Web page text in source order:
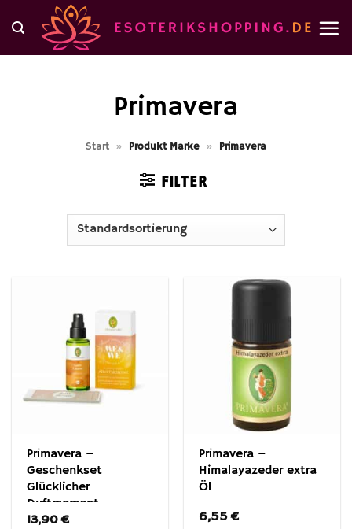
Inhalt
springen
Primavera
Start » Produkt Marke » Primavera
FILTER
Primavera –
Geschenkset
Glücklicher
Duftmoment
13,90€
Primavera –
Himalayazeder extra
Öl
6,55€